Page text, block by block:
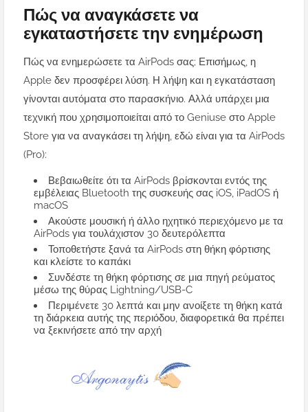
Πώς να αναγκάσετε να
εγκαταστήσετε την ενημέρωση
Πώς να ενημερώσετε τα AirPods σας; Επισήμως, η
Apple δεν προσφέρει λύση. Η λήψη και η εγκατάσταση
γίνονται αυτόματα στο παρασκήνιο. Αλλά υπάρχει μια
τεχνική που χρησιμοποιείται από το Geniuse στο Apple
Store για να αναγκάσει τη λήψη, εδώ είναι για τα AirPods
(Pro):
Βεβαιωθείτε ότι τα AirPods βρίσκονται εντός της
εμβέλειας Bluetooth της συσκευής σας iOS, iPadOS ή
macOS
Ακούστε μουσική ή άλλο ηχητικό περιεχόμενο με τα
AirPods για τουλάχιστον 30 δευτερόλεπτα
Τοποθετήστε ξανά τα AirPods στη θήκη φόρτισης
και κλείστε το καπάκι
Συνδέστε τη θήκη φόρτισης σε μια πηγή ρεύματος
μέσω της θύρας Lightning/USB-C
Περιμένετε 30 λεπτά και μην ανοίξετε τη θήκη κατά
τη διάρκεια αυτής της περιόδου, διαφορετικά θα πρέπει
να ξεκινήσετε από την αρχή